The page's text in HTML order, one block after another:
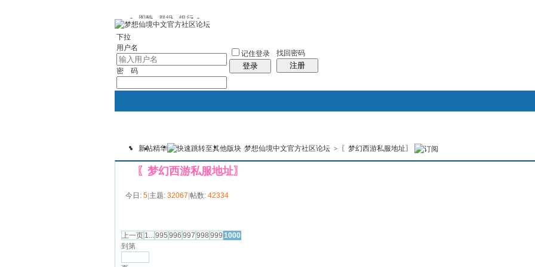
图酷 群组 银行
下拉
用户名
密 码
记住登录
登录
找回密码
注册
银行 群组聚合 我的空间
搜索
热搜： 结婚 母婴 phpwind
新帖精华 梦想仙境中文官方社区论坛 > 〖梦幻西游私服地址〗
〖梦幻西游私服地址〗
今日: 5|主题: 32067|帖数: 42334
上一页 1...995 996 997 998 999 1000
到第